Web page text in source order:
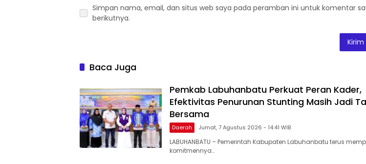
Simpan nama, email, dan situs web saya pada peramban ini untuk komentar
berikutnya.
Baca Juga
Pemkab Labuhanbatu Perkuat Peran Kader,
Efektivitas Penurunan Stunting Masih Jadi
Bersama
Daerah Jumat, 7 Agustus 2026 - 14:41 WIB
LABUHANBATU – Pemerintah Kabupaten Labuhanbatu terus
komitmennya…